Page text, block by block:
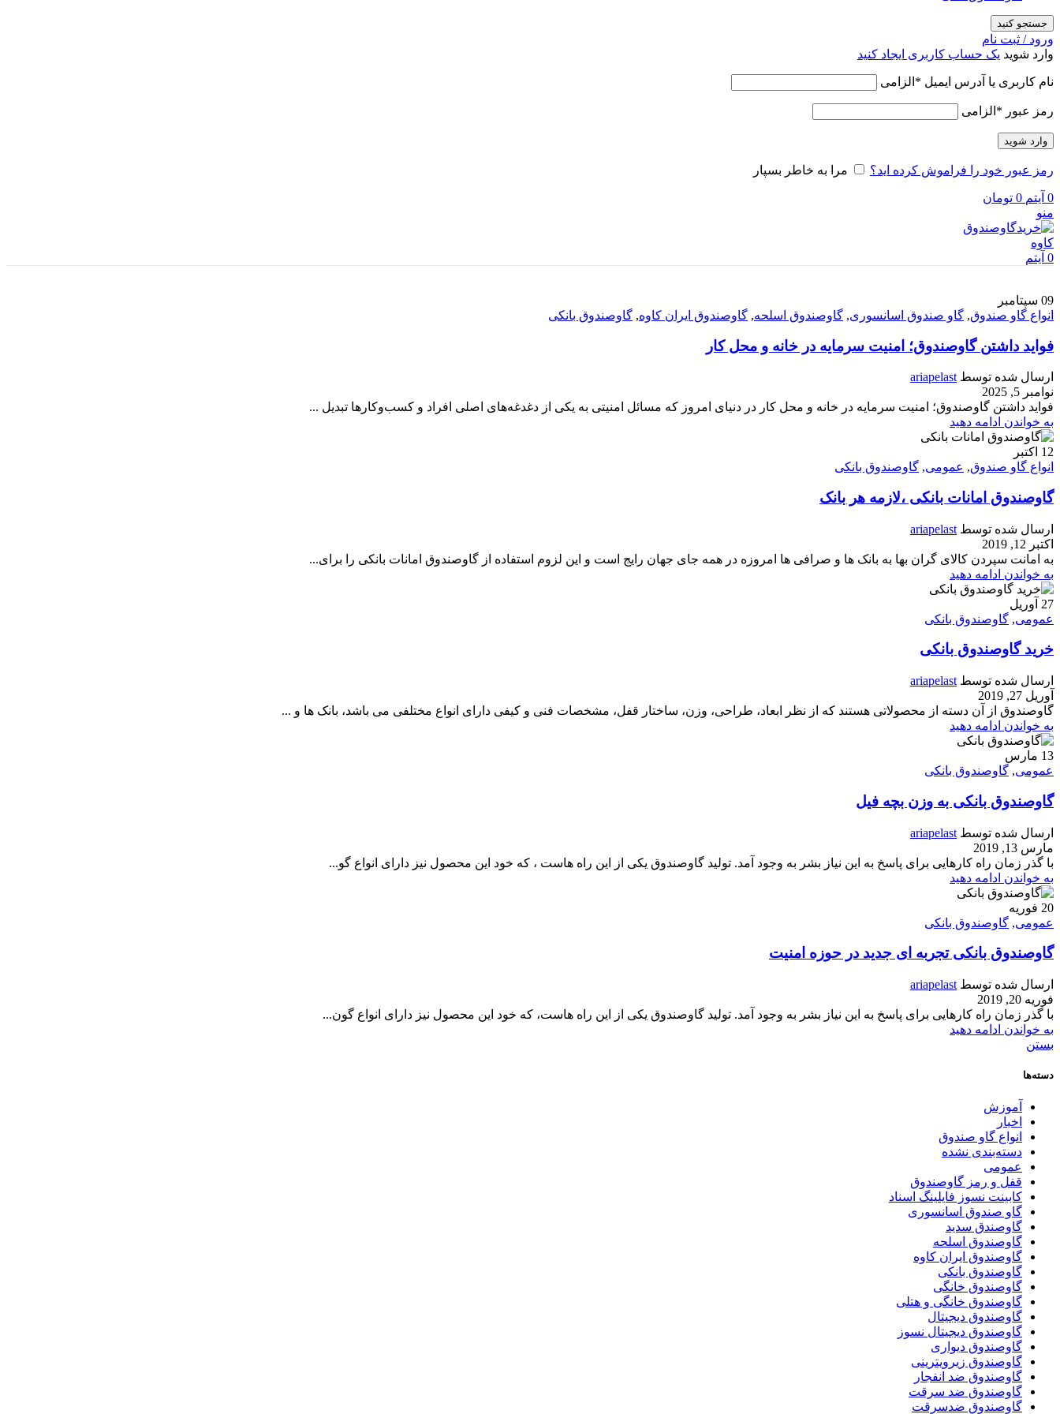
جستجو کنید
ورود / ثبت نام
وارد شوید یک حساب کاربری ایجاد کنید
نام کاربری یا آدرس ایمیل * الزامی
رمز عبور * الزامی
وارد شوید
رمز عبور خود را فراموش کرده اید؟ مرا به خاطر بسپار
0 آیتم 0 تومان
منو
0 آیتم
09 سپتامبر
انواع گاو صندوق, گاو صندوق اسانسوری, گاوصندوق اسلحه, گاوصندوق ایران کاوه, گاوصندوق بانکی
فواید داشتن گاوصندوق؛ امنیت سرمایه در خانه و محل کار
ارسال شده توسط ariapelast
نوامبر 5, 2025
فواید داشتن گاوصندوق؛ امنیت سرمایه در خانه و محل کار در دنیای امروز که مسائل امنیتی به یکی از دغدغه‌های اصلی افراد و کسب‌وکارها تبدیل ...
به خواندن ادامه دهید
12 اکتبر
انواع گاو صندوق, عمومی, گاوصندوق بانکی
گاوصندوق امانات بانکی ،لازمه هر بانک
ارسال شده توسط ariapelast
اکتبر 12, 2019
به امانت سپردن کالای گران بها به بانک ها و صرافی ها امروزه در همه جای جهان رایج است و این لزوم استفاده از گاوصندوق امانات بانکی را برای...
به خواندن ادامه دهید
27 آوریل
عمومی, گاوصندوق بانکی
خرید گاوصندوق بانکی
ارسال شده توسط ariapelast
آوریل 27, 2019
گاوصندوق از آن دسته از محصولاتی هستند که از نظر ابعاد، طراحی، وزن، ساختار قفل، مشخصات فنی و کیفی دارای انواع مختلفی می باشد، بانک ها و ...
به خواندن ادامه دهید
13 مارس
عمومی, گاوصندوق بانکی
گاوصندوق بانکی به وزن بچه فیل
ارسال شده توسط ariapelast
مارس 13, 2019
با گذر زمان راه کارهایی برای پاسخ به این نیاز بشر به وجود آمد. تولید گاوصندوق یکی از این راه هاست ، که خود این محصول نیز دارای انواع گو...
به خواندن ادامه دهید
20 فوریه
عمومی, گاوصندوق بانکی
گاوصندوق بانکی تجربه ای جدید در حوزه امنیت
ارسال شده توسط ariapelast
فوریه 20, 2019
با گذر زمان راه کارهایی برای پاسخ به این نیاز بشر به وجود آمد. تولید گاوصندوق یکی از این راه هاست، که خود این محصول نیز دارای انواع گون...
به خواندن ادامه دهید
بستن
دسته‌ها
آموزش
اخبار
انواع گاو صندوق
دسته‌بندی نشده
عمومی
قفل و رمز گاوصندوق
کابینت نسوز فایلینگ اسناد
گاو صندوق اسانسوری
گاوصندق سدید
گاوصندوق اسلحه
گاوصندوق ایران کاوه
گاوصندوق بانکی
گاوصندوق خانگی
گاوصندوق خانگی و هتلی
گاوصندوق دیجیتال
گاوصندوق دیجیتال نسوز
گاوصندوق دیواری
گاوصندوق زیرویترینی
گاوصندوق ضد انفجار
گاوصندوق ضد سرقت
گاوصندوق ضدسرقت